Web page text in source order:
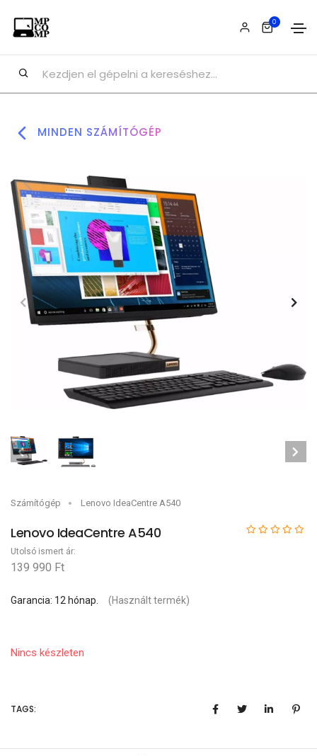
0
MINDEN SZÁMÍTÓGÉP
Számítógép Lenovo IdeaCentre A540
Lenovo IdeaCentre A540
Utolsó ismert ár:
139 990 Ft
Garancia: 12 hónap. (Használt termék)
Nincs készleten
TAGS: